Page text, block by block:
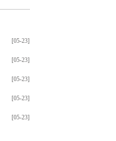
[05-23]
[05-23]
[05-23]
[05-23]
[05-23]